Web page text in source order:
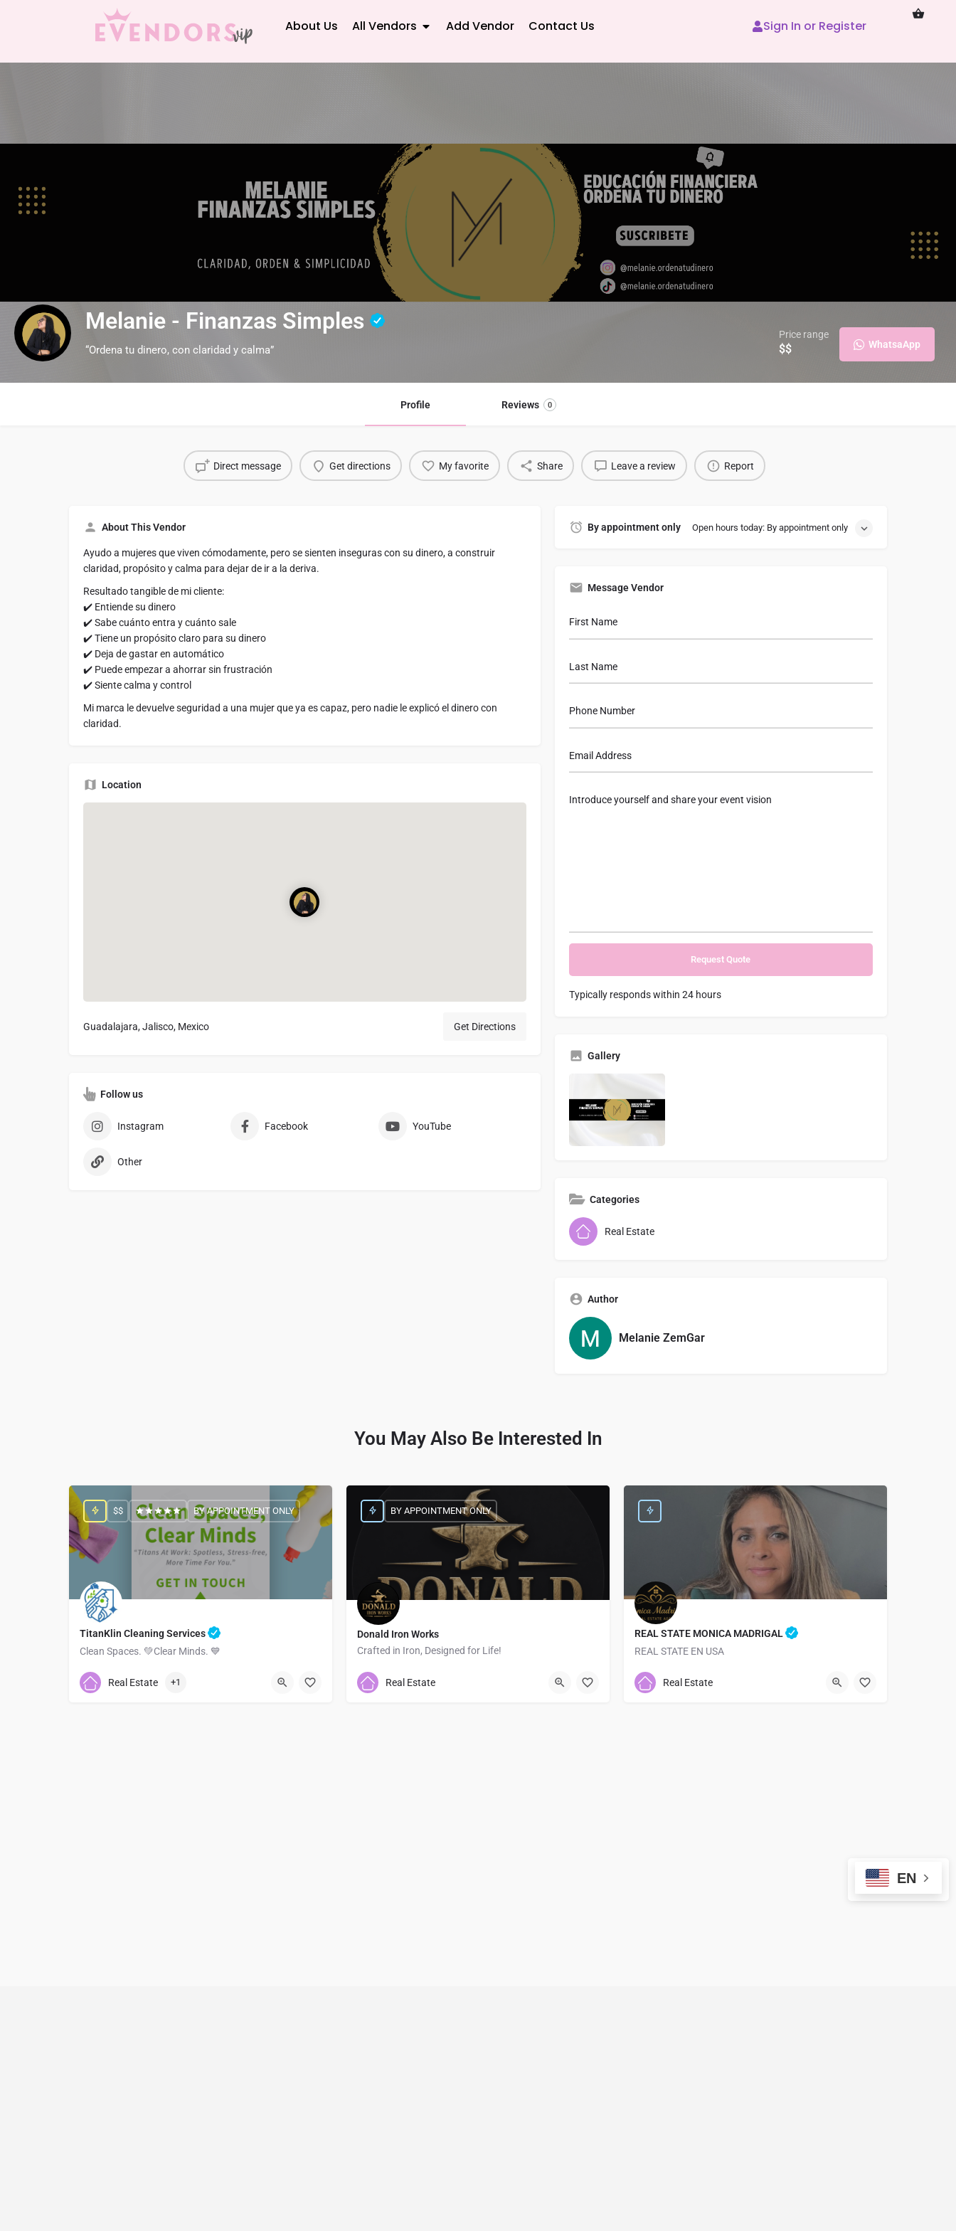
About Us All Vendors Add Vendor Contact Us Sign In or Register
Melanie - Finanzas Simples
“Ordena tu dinero, con claridad y calma”
Price range
$$ WhatsaApp
Profile Reviews 0
Direct message Get directions My favorite Share Leave a review Report
About This Vendor
Ayudo a mujeres que viven cómodamente, pero se sienten inseguras con su dinero, a construir
claridad, propósito y calma para dejar de ir a la deriva.
Resultado tangible de mi cliente:
✔️ Entiende su dinero
✔️ Sabe cuánto entra y cuánto sale
✔️ Tiene un propósito claro para su dinero
✔️ Deja de gastar en automático
✔️ Puede empezar a ahorrar sin frustración
✔️ Siente calma y control
Mi marca le devuelve seguridad a una mujer que ya es capaz, pero nadie le explicó el dinero con
claridad.
Location
Guadalajara, Jalisco, Mexico Get Directions
Follow us
Instagram Facebook YouTube
Other
By appointment only Open hours today: By appointment only
Message Vendor
Typically responds within 24 hours
Gallery
Categories
Real Estate
Author
Melanie ZemGar
You May Also Be Interested In
TitanKlin Cleaning Services
Clean Spaces. 💚Clear Minds. 💙
3234588728
$$ BY APPOINTMENT ONLY
Real Estate +1
Donald Iron Works
Crafted in Iron, Designed for Life!
3236355933
BY APPOINTMENT ONLY
Real Estate
REAL STATE MONICA MADRIGAL
REAL STATE EN USA
9048205667
Real Estate
EN